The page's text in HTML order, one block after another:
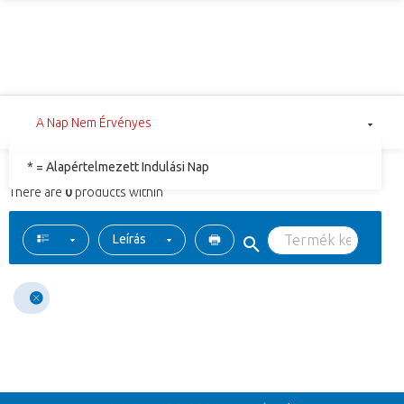
A Nap Nem Érvényes
* = Alapértelmezett Indulási Nap
There are 0 products within
Leírás
Vissza